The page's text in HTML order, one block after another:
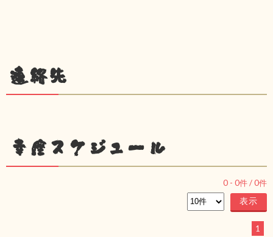
連絡先
幸座スケジュール
0 - 0件 /0件
1